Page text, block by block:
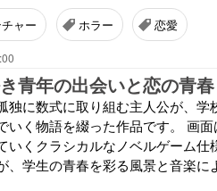
ャー ホラー 恋愛
独に数式に取り組む主人公が、
いく物語を綴った作品です。 画
いくクラシカルなノベルゲーム
、学生の青春を彩る風景と音楽